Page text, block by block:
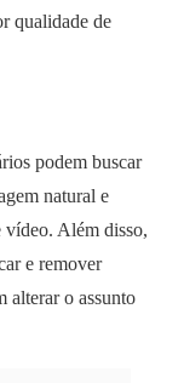
qualidade de
podem buscar
natural e
vídeo. Além disso,
e remover
alterar o assunto